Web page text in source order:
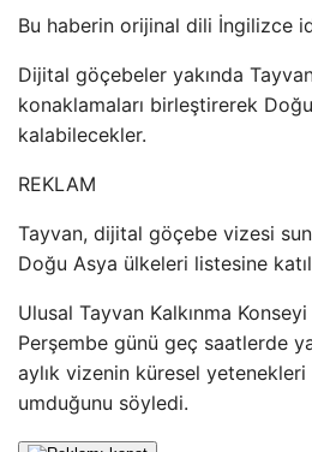
Bu haberin orijinal dili İngilizce
Dijital göçebeler yakında
konaklamaları birleştirerek
kalabilecekler.
REKLAM
Tayvan, dijital göçebe vizesi
Doğu Asya ülkeleri listesine
Ulusal Tayvan Kalkınma
Perşembe günü geç saatlerde
aylık vizenin küresel
umduğunu söyledi.